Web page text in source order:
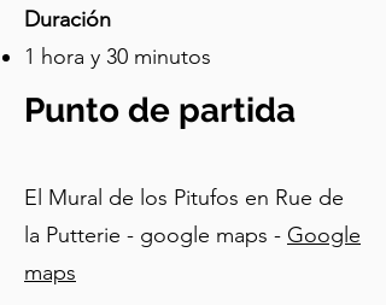
vecindario en ellos. ¡Este mural en
particular representa el camino que
conduce a él! ¡Algo a tener en cuenta
en los próximos murales! A
continuación, nos dirigiremos al mural
Duración
1 hora y 30 minutos
Punto de partida
El Mural de los Pitufos en Rue de
la Putterie - google maps - Google
maps